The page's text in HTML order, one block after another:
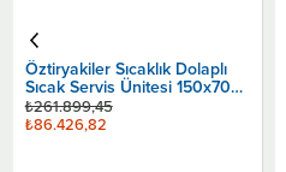
Öztiryakiler Sıcaklık Dolaplı
Sıcak Servis Ünitesi 150x70
Cm
₺86.426,82
₺261.899,45